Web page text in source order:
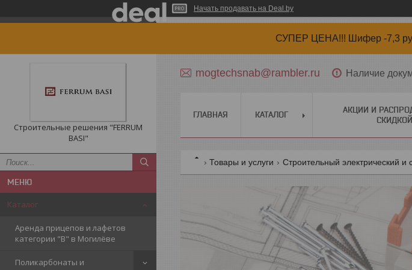
Начать продавать на Deal.by
СУПЕР ЦЕНА!!! Шифер -7,3
Строительные решения "FERRUM
BASI"
Каталог
Аренда прицепов и лафетов
категории "B" в Могилёве
Поликарбонаты и
mogtechsnab@rambler.ru Наличие
ГЛАВНАЯ КАТАЛОГ
АКЦИИ И
СКИДКОЙ
Товары и услуги Строительный электрический и